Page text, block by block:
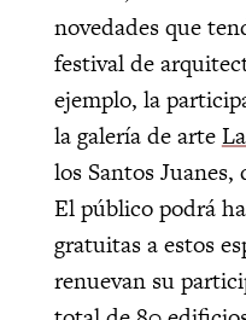
novedades que
festival de
ejemplo, la
la galería de arte
los Santos
El público podrá
gratuitas a estos
renuevan su